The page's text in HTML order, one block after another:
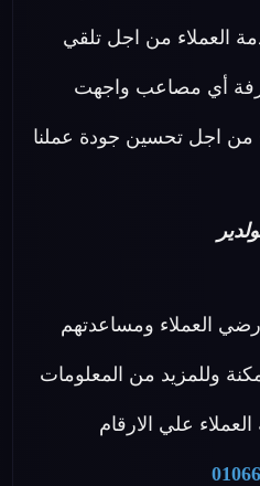
العملاء من اجل تلقي
أي مصاعب واجهت
من اجل تحسين جودة عملنا
رضي العملاء ومساعدتهم
وللمزيد من المعلومات
علي الارقام